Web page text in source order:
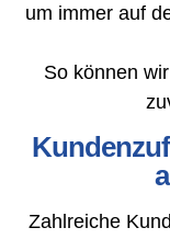
um immer auf
So können
Zahlreiche